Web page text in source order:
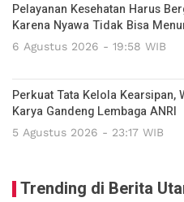
Pelayanan Kesehatan Harus
Karena Nyawa Tidak Bisa
6 Agustus 2026 - 19:58 WIB
Perkuat Tata Kelola Kearsipan,
Karya Gandeng Lembaga ANRI
5 Agustus 2026 - 23:17 WIB
Trending di Berita